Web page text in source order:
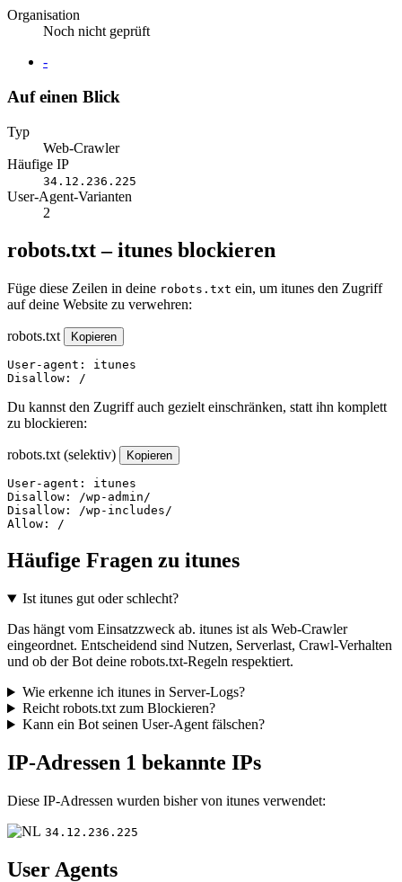
Organisation
Noch nicht geprüft
Website
-
Auf einen Blick
Typ
Web-Crawler
Häufige IP
34.12.236.225
User-Agent-Varianten
2
robots.txt – itunes blockieren
Füge diese Zeilen in deine robots.txt ein, um itunes den Zugriff
auf deine Website zu verwehren:
robots.txt Kopieren
User-agent: itunes
Disallow: /
Du kannst den Zugriff auch gezielt einschränken, statt ihn komplett
zu blockieren:
robots.txt (selektiv) Kopieren
User-agent: itunes
Disallow: /wp-admin/
Disallow: /wp-includes/
Allow: /
Häufige Fragen zu itunes
Ist itunes gut oder schlecht?
Das hängt vom Einsatzzweck ab. itunes ist als Web-Crawler
eingeordnet. Entscheidend sind Nutzen, Serverlast, Crawl-Verhalten
und ob der Bot deine robots.txt-Regeln respektiert.
Wie erkenne ich itunes in Server-Logs?
Reicht robots.txt zum Blockieren?
Kann ein Bot seinen User-Agent fälschen?
IP-Adressen 1 bekannte IPs
Diese IP-Adressen wurden bisher von itunes verwendet:
34.12.236.225
User Agents